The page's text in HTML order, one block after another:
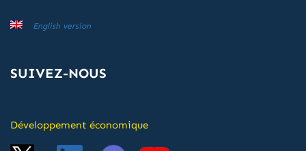
English version
SUIVEZ-NOUS
Développement économique